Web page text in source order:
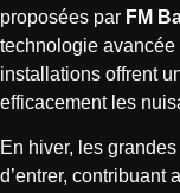
proposées par FM
technologie
installations offrent
efficacement les
En hiver, les
d’entrer, contribuant